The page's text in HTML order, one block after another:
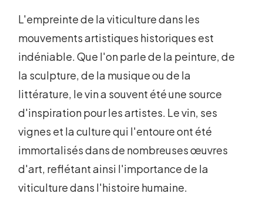
L'empreinte de la viticulture dans les
mouvements artistiques historiques est
indéniable. Que l'on parle de la peinture, de
la sculpture, de la musique ou de la
littérature, le vin a souvent été une source
d'inspiration pour les artistes. Le vin, ses
vignes et la culture qui l'entoure ont été
immortalisés dans de nombreuses œuvres
d'art, reflétant ainsi l'importance de la
viticulture dans l'histoire humaine.